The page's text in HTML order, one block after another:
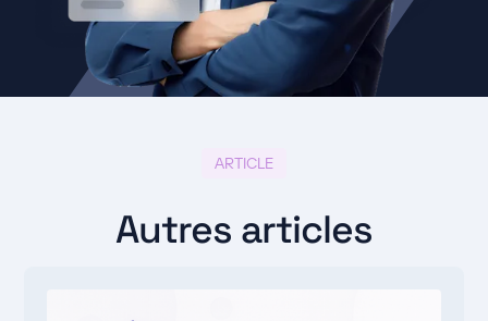
ARTICLE
Autres articles